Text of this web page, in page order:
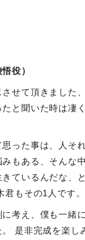
役）
せて頂きました
と聞いた時は凄
った事は、人そ
もある、そんな
ているんだな、
君もその1人です。
考え、僕も一緒
是非完成を楽し